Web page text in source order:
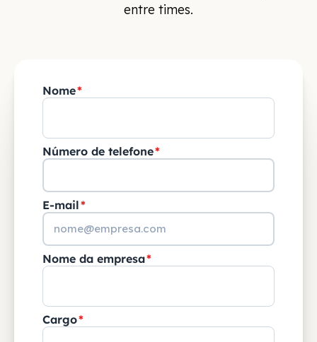
entre times.
Nome*
Número de telefone*
E-mail*
Nome da empresa*
Cargo*